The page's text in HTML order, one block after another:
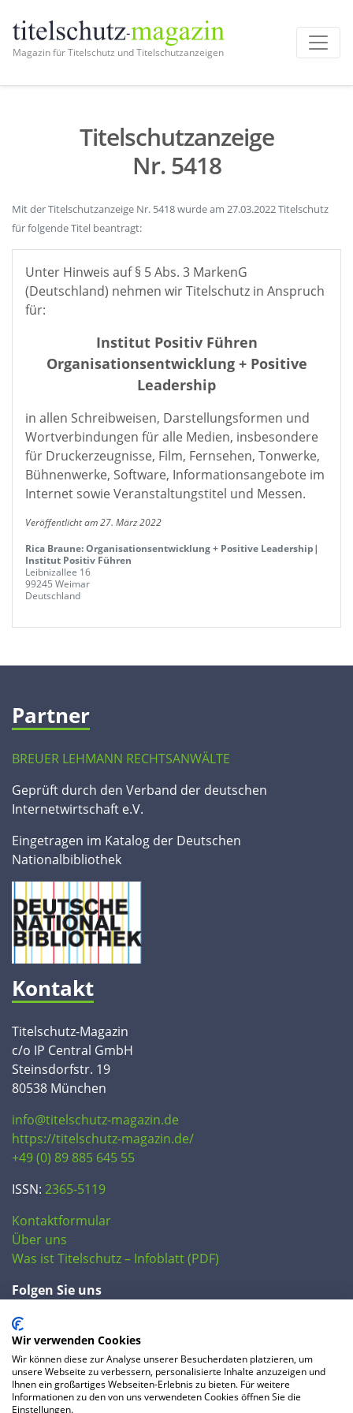
Magazin für Titelschutz und Titelschutzanzeigen
Titelschutzanzeige
Nr. 5418
Mit der Titelschutzanzeige Nr. 5418 wurde am 27.03.2022 Titelschutz
für folgende Titel beantragt:
Unter Hinweis auf § 5 Abs. 3 MarkenG
(Deutschland) nehmen wir Titelschutz in Anspruch
für:
Institut Positiv Führen
Organisationsentwicklung + Positive
Leadership
in allen Schreibweisen, Darstellungsformen und
Wortverbindungen für alle Medien, insbesondere
für Druckerzeugnisse, Film, Fernsehen, Tonwerke,
Bühnenwerke, Software, Informationsangebote im
Internet sowie Veranstaltungstitel und Messen.
Veröffentlicht am 27. März 2022
Rica Braune: Organisationsentwicklung + Positive Leadership|
Institut Positiv Führen
Leibnizallee 16
99245 Weimar
Deutschland
Partner
BREUER LEHMANN RECHTSANWÄLTE
Geprüft durch den Verband der deutschen
Internetwirtschaft e.V.
Eingetragen im Katalog der Deutschen
Nationalbibliothek
Kontakt
Titelschutz-Magazin
c/o IP Central GmbH
Steinsdorfstr. 19
80538 München
info@titelschutz-magazin.de
https://titelschutz-magazin.de/
+49 (0) 89 885 645 55
ISSN: 2365-5119
Kontaktformular
Über uns
Was ist Titelschutz – Infoblatt (PDF)
Folgen Sie uns
Wir verwenden Cookies
Wir können diese zur Analyse unserer Besucherdaten platzieren, um
unsere Webseite zu verbessern, personalisierte Inhalte anzuzeigen und
Ihnen ein großartiges Webseiten-Erlebnis zu bieten. Für weitere
Informationen zu den von uns verwendeten Cookies öffnen Sie die
Einstellungen.